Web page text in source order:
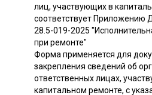
лиц, участвующих в
соответствует Приложению
28.5-019-2025
при ремонте"
Форма применяется для
закрепления сведений об
ответственных лицах,
капитальном ремонте, с